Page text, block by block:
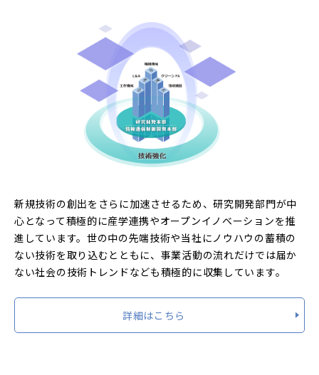
新規技術の創出をさらに加速させるため、研究開発部門が中
心となって積極的に産学連携やオープンイノベーションを推
進しています。世の中の先端技術や当社にノウハウの蓄積の
ない技術を取り込むとともに、事業活動の流れだけでは届か
ない社会の技術トレンドなども積極的に収集しています。
詳細はこちら